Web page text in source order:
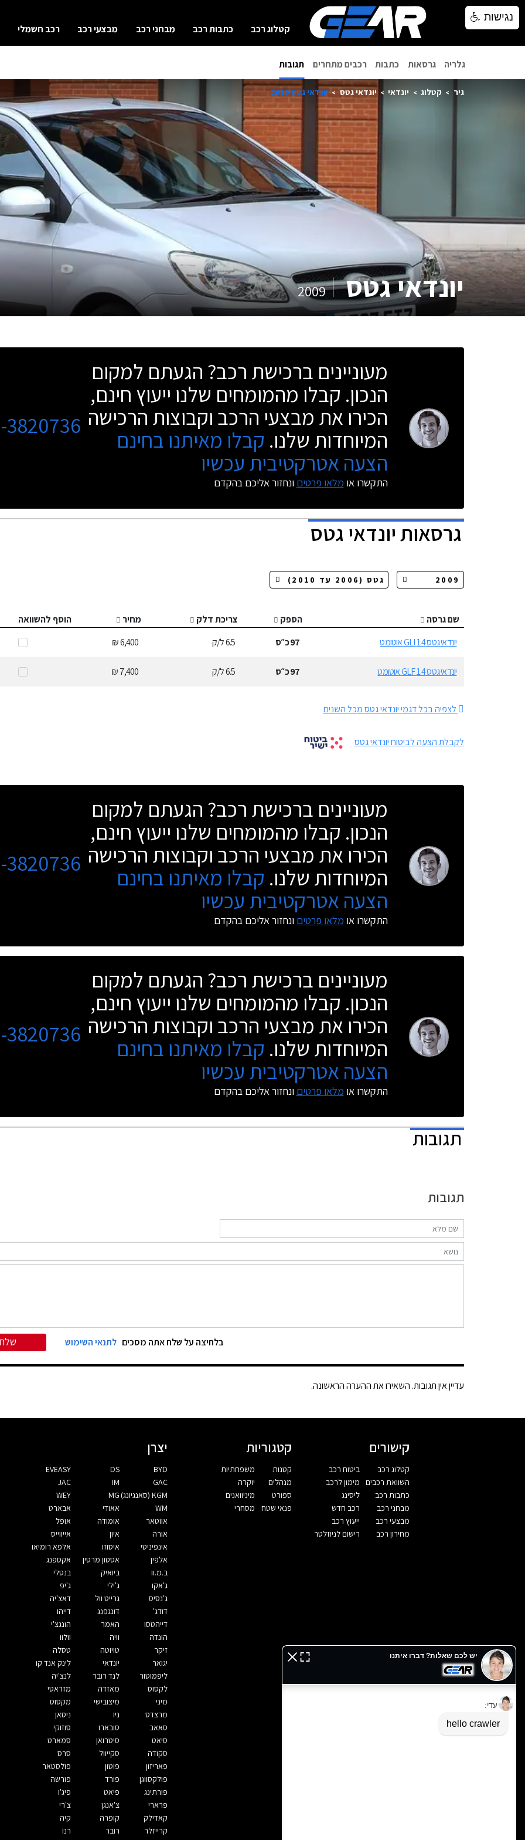
קטלוג רכב כתבות רכב מבחני רכב מבצעי רכב רכב חשמלי
גלריה גרסאות כתבות רכבים מתחרים תגובות
גיר קטלוג יונדאי יונדאי גטס יונדאי גטס 2010
יונדאי גטס 2009
מעוניינים ברכישת רכב? הגעתם למקום
הנכון. קבלו מהמומחים שלנו ייעוץ חינם,
הכירו את מבצעי הרכב וקבוצות הרכישה
המיוחדות שלנו. קבלו מאיתנו בחינם
הצעה אטרקטיבית עכשיו
התקשרו או מלאו פרטים ונחזור אליכם בהקדם
3820736
גרסאותיונדאי גטס
שם גרסה הספק צריכת דלק מחיר
הוסף להשוואה
יונדאי גטס 1.4 GLI אוטומט
97כ״ס 6.5ל/ק 6,400 ₪
יונדאי גטס 1.4 GLF אוטומט 97כ״ס 6.5ל/ק 7,400 ₪
לצפיה בכל דגמי יונדאי גטס מכל השנים
לקבלת הצעה לביטוח יונדאי גטס
מעוניינים ברכישת רכב? הגעתם למקום
הנכון. קבלו מהמומחים שלנו ייעוץ חינם,
הכירו את מבצעי הרכב וקבוצות הרכישה
המיוחדות שלנו. קבלו מאיתנו בחינם
הצעה אטרקטיבית עכשיו
התקשרו או מלאו פרטים ונחזור אליכם בהקדם
3820736
מעוניינים ברכישת רכב? הגעתם למקום
הנכון. קבלו מהמומחים שלנו ייעוץ חינם,
הכירו את מבצעי הרכב וקבוצות הרכישה
המיוחדות שלנו. קבלו מאיתנו בחינם
הצעה אטרקטיבית עכשיו
התקשרו או מלאו פרטים ונחזור אליכם בהקדם
3820736
תגובות
תגובות
בלחיצה על שלח אתה מסכים לתנאי השימוש
עדיין אין תגובות. השאירו את ההערה הראשונה.
קישורים
קטלוג רכב
השוואת רכבים
כתבות רכב
מבחני רכב
מבצעי רכב
מחירון רכב
ביטוח רכב
מימון לרכב
ליסינג
רכב חדש
ייעוץ רכב
רישום לניוזלטר
קטגוריות
קטנות
מנהלים
ספורט
פנאי שטח
משפחתיות
יוקרה
מיניוואנים
מסחרי
יצרן
BYD
DS
EVEASY
GAC
IM
JAC
KGM (סאנגיונג)
MG
WEY
WM
אאודי
אבארט
אווטאר
אומודה
אופל
אורה
איון
אייווייס
אינפיניטי
איסוזו
אלפא רומיאו
אלפין
אסטון מרטין
אקספנג
ב.מ.וו
ביואיק
בנטלי
ג'אקו
ג'ילי
ג'יפ
ג'נסיס
גרייט וול
דאצ'יה
דודג'
דונגפנג
דייהו
דייהטסו
האמר
הונגצ'י
הונדה
וויה
וולוו
זיקר
טויוטה
טסלה
יגואר
יונדאי
לינק אנד קו
ליפמוטור
לנד רובר
לנצ'יה
לקסוס
מאזדה
מזראטי
מיני
מיצובישי
מקסוס
מרצדס
ניו
ניסאן
סאאב
סובארו
סוזוקי
סיאט
סיטרואן
סמארט
סקודה
סקייוול
סרס
פאריזון
פוטון
פולסטאר
פולקסווגן
פורד
פורשה
פורתינג
פיאט
פיג'ו
פרארי
צ'אנגן
צ'רי
קאדילק
קופרה
קיה
קרייזלר
רובר
רנו
נגישות
נגישות